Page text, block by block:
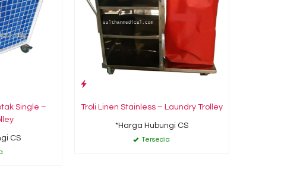
Single –
CS
Troli Linen Stainless – Laundry Trolley
*Harga Hubungi CS
Tersedia